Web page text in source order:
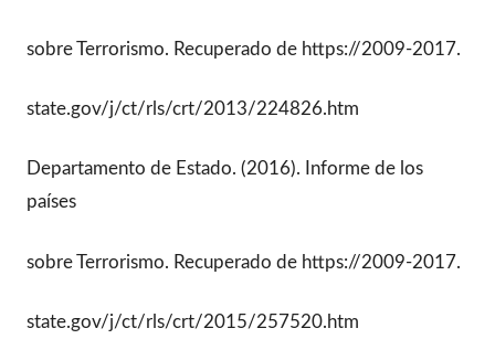
sobre Terrorismo. Recuperado de https://2009-2017.
state.gov/j/ct/rls/crt/2013/224826.htm
Departamento de Estado. (2016). Informe de los
países
sobre Terrorismo. Recuperado de https://2009-2017.
state.gov/j/ct/rls/crt/2015/257520.htm